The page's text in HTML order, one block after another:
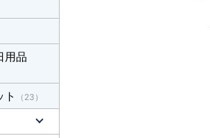
用品
ト （23）